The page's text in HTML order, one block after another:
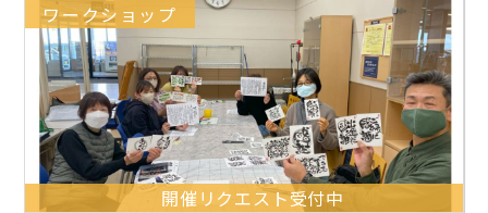
ワークショップ
開催リクエスト受付中